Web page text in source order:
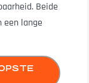
Beide
een lange